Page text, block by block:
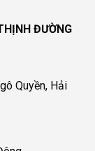
ĐƯỜNG
Quyền, Hải